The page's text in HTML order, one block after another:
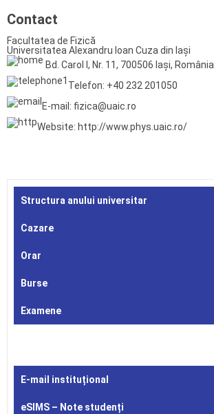
Contact
Facultatea de Fizică
Universitatea Alexandru Ioan Cuza din Iași
Bd. Carol I, Nr. 11, 700506 Iași, România
Telefon: +40 232 201050
E-mail: fizica@uaic.ro
Website: http://www.phys.uaic.ro/
Structura anului universitar
Cazare
Orar
Burse
Examene
E-mail instituțional
eSIMS – Note studenți